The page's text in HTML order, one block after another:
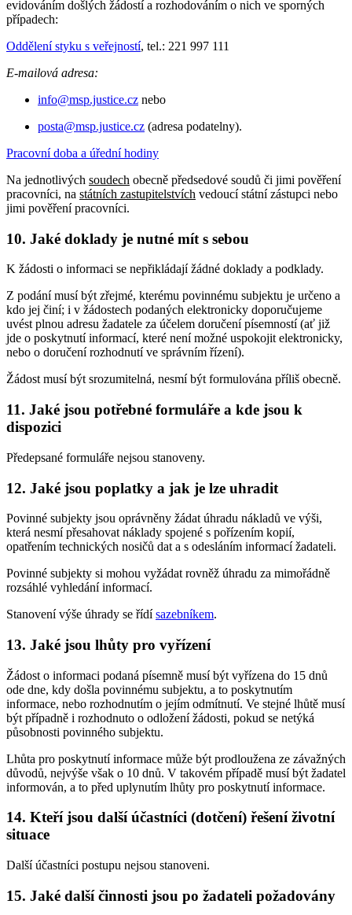
evidováním došlých žádostí a rozhodováním o nich ve sporných
případech:
Oddělení styku s veřejností, tel.: 221 997 111
E-mailová adresa:
info@msp.justice.cz nebo
posta@msp.justice.cz (adresa podatelny).
Pracovní doba a úřední hodiny
Na jednotlivých soudech obecně předsedové soudů či jimi pověření
pracovníci, na státních zastupitelstvích vedoucí státní zástupci nebo
jimi pověření pracovníci.
10. Jaké doklady je nutné mít s sebou
K žádosti o informaci se nepřikládají žádné doklady a podklady.
Z podání musí být zřejmé, kterému povinnému subjektu je určeno a
kdo jej činí; i v žádostech podaných elektronicky doporučujeme
uvést plnou adresu žadatele za účelem doručení písemností (ať již
jde o poskytnutí informací, které není možné uspokojit elektronicky,
nebo o doručení rozhodnutí ve správním řízení).
Žádost musí být srozumitelná, nesmí být formulována příliš obecně.
11. Jaké jsou potřebné formuláře a kde jsou k
dispozici
Předepsané formuláře nejsou stanoveny.
12. Jaké jsou poplatky a jak je lze uhradit
Povinné subjekty jsou oprávněny žádat úhradu nákladů ve výši,
která nesmí přesahovat náklady spojené s pořízením kopií,
opatřením technických nosičů dat a s odesláním informací žadateli.
Povinné subjekty si mohou vyžádat rovněž úhradu za mimořádně
rozsáhlé vyhledání informací.
Stanovení výše úhrady se řídísazebníkem.
13. Jaké jsou lhůty pro vyřízení
Žádost o informaci podaná písemně musí být vyřízena do 15 dnů
ode dne, kdy došla povinnému subjektu, a to poskytnutím
informace, nebo rozhodnutím o jejím odmítnutí. Ve stejné lhůtě musí
být případně i rozhodnuto o odložení žádosti, pokud se netýká
působnosti povinného subjektu.
Lhůta pro poskytnutí informace může být prodloužena ze závažných
důvodů, nejvýše však o 10 dnů. V takovém případě musí být žadatel
informován, a to před uplynutím lhůty pro poskytnutí informace.
14. Kteří jsou další účastníci (dotčení) řešení životní
situace
Další účastníci postupu nejsou stanoveni.
15. Jaké další činnosti jsou po žadateli požadovány